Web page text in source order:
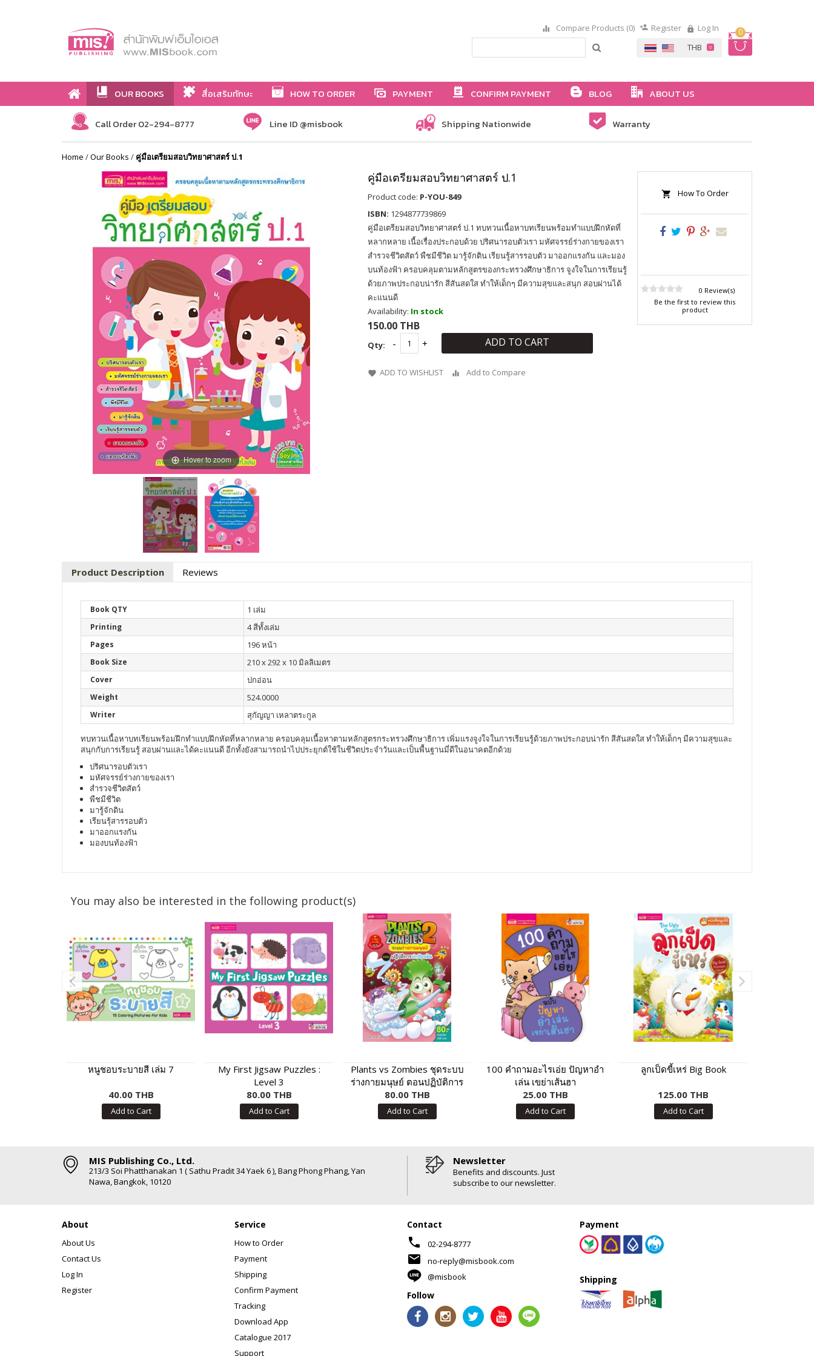
0
Compare Products (0) Register Log In
OUR BOOKS สื่อเสริมทักษะ HOW TO ORDER PAYMENT CONFIRM PAYMENT BLOG ABOUT US
Call Order 02-294-8777 Line ID @misbook Shipping Nationwide Warranty
Home /Our Books / คู่มือเตรียมสอบวิทยาศาสตร์ ป.1
Hover to zoom
คู่มือเตรียมสอบวิทยาศาสตร์ ป.1
Product code: P-YOU-849
ISBN: 1294877739869
คู่มือเตรียมสอบวิทยาศาสตร์ ป.1 ทบทวนเนื้อหาบทเรียนพร้อมทำแบบฝึกหัดที่
หลากหลาย เนื้อเรื่องประกอบด้วย ปริศนารอบตัวเรา มหัศจรรย์ร่างกายของเรา
สำรวจชีวิตสัตว์ พืชมีชีวิต มารู้จักติน เรียนรู้สารรอบตัว มาออกแรงกัน และมอง
บนท้องฟ้า ครอบคลุมตามหลักสูตรของกระทรวงศึกษาธิการ จูงใจในการเรียนรู้
ด้วยภาพประกอบน่ารัก สีสันสดใส ทำให้เด็กๆ มีความสุขและสนุก สอบผ่านได้
คะแนนดี
Availability: In stock
150.00 THB
Qty: ADD TO CART
ADD TO WISHLIST Add to Compare
How To Order
0 Review(s)
Be the first to review this
product
Product Description Reviews
Book QTY 1 เล่ม
Printing 4 สีทั้งเล่ม
Pages 196 หน้า
Book Size 210 x 292 x 10 มิลลิเมตร
Cover ปกอ่อน
Weight 524.0000
Writer สุกัญญา เหลาตระกูล
ทบทวนเนื้อหาบทเรียนพร้อมฝึกทำแบบฝึกหัดที่หลากหลาย ครอบคลุมเนื้อหาตามหลักสูตรกระทรวงศึกษาธิการ เพิ่มแรงจูงใจในการเรียนรู้ด้วยภาพประกอบน่ารัก สีสันสดใส ทำให้เด็กๆ มีความสุขและ
สนุกกับการเรียนรู้ สอบผ่านและได้คะแนนดี อีกทั้งยังสามารถนำไปประยุกต์ใช้ในชีวิตประจำวันและเป็นพื้นฐานมี่ดีในอนาคตอีกด้วย
ปริศนารอบตัวเรา
มหัศจรรย์ร่างกายของเรา
สำรวจชีวิตสัตว์
พืชมีชีวิต
มารู้จักดิน
เรียนรุ้สารรอบตัว
มาออกแรงกัน
มองบนท้องฟ้า
You may also be interested in the following product(s)
หนูชอบระบายสี เล่ม 7
40.00 THB
Add to Cart
My First Jigsaw Puzzles :
Level 3
80.00 THB
Add to Cart
Plants vs Zombies ชุดระบบ
ร่างกายมนุษย์ ตอนปฏิบัติการ
ปกป้องฟัน
80.00 THB
Add to Cart
100 คำถามอะไรเอ่ย ปัญหาอำ
เล่น เขย่าเส้นฮา
25.00 THB
Add to Cart
ลูกเป็ดขี้เหร่ Big Book
125.00 THB
Add to Cart
MIS Publishing Co., Ltd.
213/3 Soi Phatthanakan 1 ( Sathu Pradit 34 Yaek 6 ), Bang Phong Phang, Yan
Nawa, Bangkok, 10120
Newsletter
Benefits and discounts. Just
subscribe to our newsletter.
About
About Us
Contact Us
Log In
Register
Service
How to Order
Payment
Shipping
Confirm Payment
Tracking
Download App
Catalogue 2017
Support
Contact
phone 02-294-8777
mail
no-reply@misbook.com
@misbook
Follow
Payment
Shipping